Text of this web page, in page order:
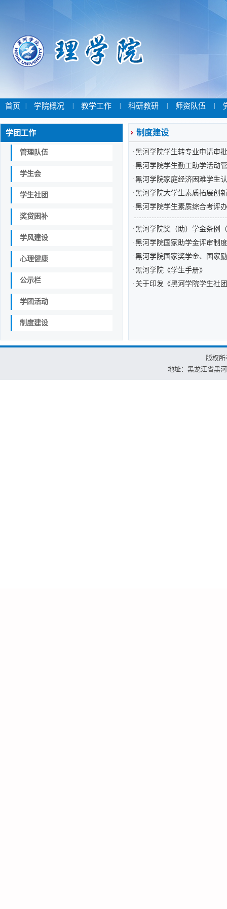
首页 学院概况 教学工作 科研教研 师资队伍
学团工作
管理队伍
学生会
学生社团
奖贷困补
学风建设
心理健康
公示栏
学团活动
制度建设
制度建设
· 黑河学院学生转专业申请审
· 黑河学院学生勤工助学活动
· 黑河学院家庭经济困难学生
· 黑河学院大学生素质拓展创
· 黑河学院学生素质综合考评
· 黑河学院奖（助）学金条例
· 黑河学院国家助学金评审制度
· 黑河学院国家奖学金、国家
· 黑河学院《学生手册》
· 关于印发《黑河学院学生社
版权
地址：黑龙江省黑